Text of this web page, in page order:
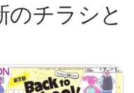
のチラシと